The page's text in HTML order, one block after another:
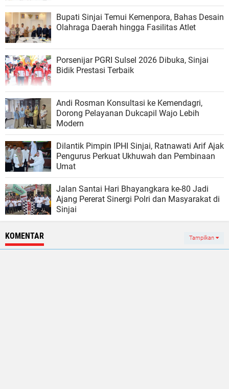
Bupati Sinjai Temui Kemenpora, Bahas Desain
Olahraga Daerah hingga Fasilitas Atlet
Porsenijar PGRI Sulsel 2026 Dibuka, Sinjai
Bidik Prestasi Terbaik
Andi Rosman Konsultasi ke Kemendagri,
Dorong Pelayanan Dukcapil Wajo Lebih
Modern
Dilantik Pimpin IPHI Sinjai, Ratnawati Arif Ajak
Pengurus Perkuat Ukhuwah dan Pembinaan
Umat
Jalan Santai Hari Bhayangkara ke-80 Jadi
Ajang Pererat Sinergi Polri dan Masyarakat di
Sinjai
KOMENTAR Tampilkan